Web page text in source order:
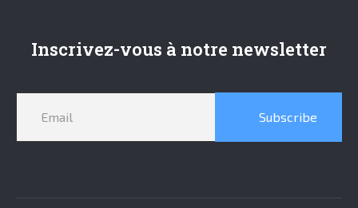
Inscrivez-vous à notre newsletter
Subscribe